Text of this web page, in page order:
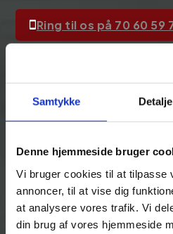
Samtykke
Denne hjemmeside bruger
Vi bruger cookies til at tilpasse
annoncer, til at vise dig
at analysere vores trafik. Vi
din brug af vores hjemmeside
Ring til os på 70 60 59